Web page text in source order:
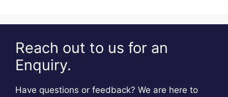
Reach out to us for an
Enquiry.
Have questions or feedback? We are here to